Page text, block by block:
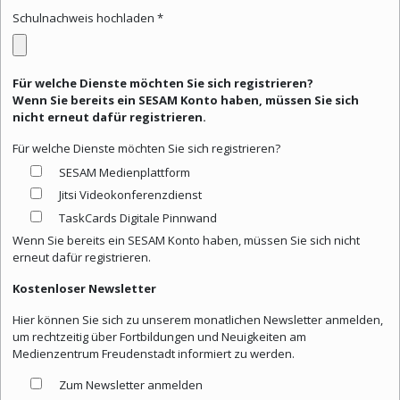
Schulnachweis hochladen*
Für welche Dienste möchten Sie sich registrieren?
Wenn Sie bereits ein SESAM Konto haben, müssen Sie sich
nicht erneut dafür registrieren.
Für welche Dienste möchten Sie sich registrieren?
SESAM Medienplattform
Jitsi Videokonferenzdienst
TaskCards Digitale Pinnwand
Wenn Sie bereits ein SESAM Konto haben, müssen Sie sich nicht
erneut dafür registrieren.
Kostenloser Newsletter
Hier können Sie sich zu unserem monatlichen Newsletter anmelden,
um rechtzeitig über Fortbildungen und Neuigkeiten am
Medienzentrum Freudenstadt informiert zu werden.
Zum Newsletter anmelden